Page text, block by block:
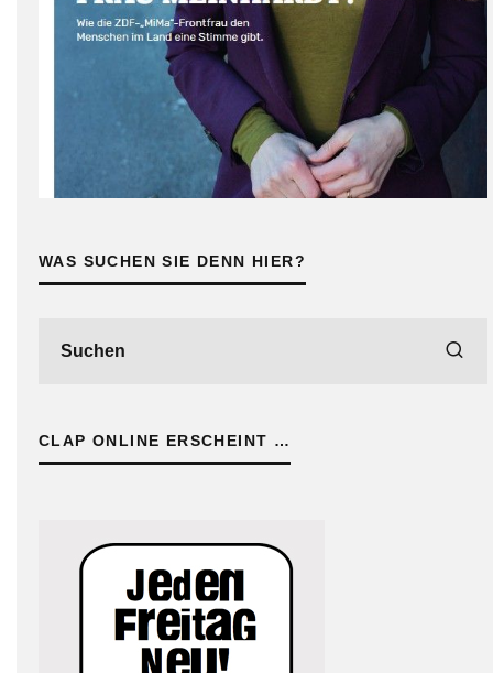
WAS SUCHEN SIE DENN HIER?
CLAP ONLINE ERSCHEINT …